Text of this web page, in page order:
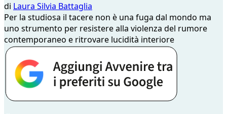
di Laura Silvia Battaglia
Per la studiosa il tacere non è una fuga dal mondo ma
uno strumento per resistere alla violenza del rumore
contemporaneo e ritrovare lucidità interiore